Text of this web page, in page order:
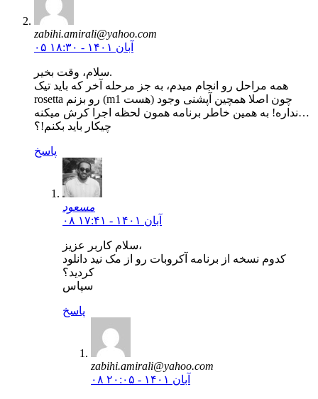
zabihi.amirali@yahoo.com
۰۵ آبان ۱۴۰۱ - ۱۸:۳۰
سلام، وقت بخیر.
همه مراحل رو انجام میدم، به جز مرحله آخر که باید تیک
rosetta رو بزنم (m1 هست) چون اصلا همچین آپشنی وجود
نداره! به همین خاطر برنامه همون لحظه اجرا کرش میکنه…
چیکار باید بکنم!؟
پاسخ
مسعود
۰۸ آبان ۱۴۰۱ - ۱۷:۴۱
سلام کاربر عزیز،
کدوم نسخه از برنامه آکروبات رو از مک نید دانلود
کردید؟
سپاس
پاسخ
zabihi.amirali@yahoo.com
۰۸ آبان ۱۴۰۱ - ۲۰:۰۵